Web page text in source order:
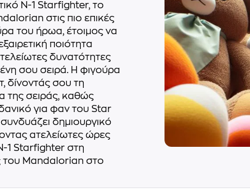
N-1 Starfighter, το
στις πιο επικές
του ήρωα, έτοιμος να
ποιότητα
δυνατότητες
σου σειρά. Η φιγούρα
δίνοντάς σου τη
της σειράς, καθώς
για φαν του Star
δημιουργικό
ατελείωτες ώρες
1 Starfighter στη
του Mandalorian στο